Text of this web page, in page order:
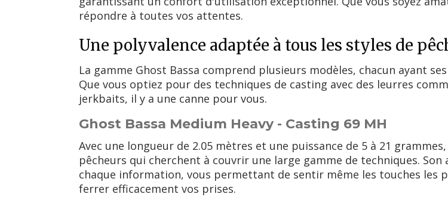
répondre à toutes vos attentes.
Une polyvalence adaptée à tous les styles de
La gamme Ghost Bassa comprend plusieurs modèles, chacun ayant
Que vous optiez pour des techniques de casting avec des leurres
jerkbaits, il y a une canne pour vous.
Ghost Bassa Medium Heavy - Casting 69 MH
Avec une longueur de 2.05 mètres et une puissance de 5 à 21
pêcheurs qui cherchent à couvrir une large gamme de techniques.
chaque information, vous permettant de sentir même les touches les
ferrer efficacement vos prises.